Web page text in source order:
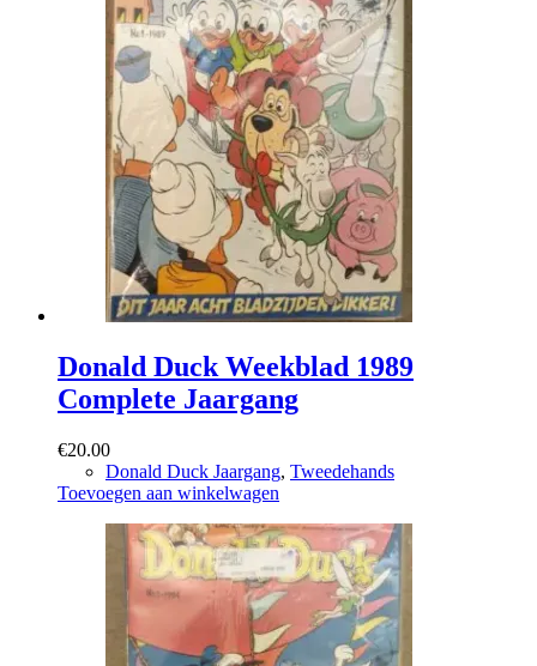
Donald Duck Weekblad 1989
Complete Jaargang
€20.00
Donald Duck Jaargang, Tweedehands
Toevoegen aan winkelwagen